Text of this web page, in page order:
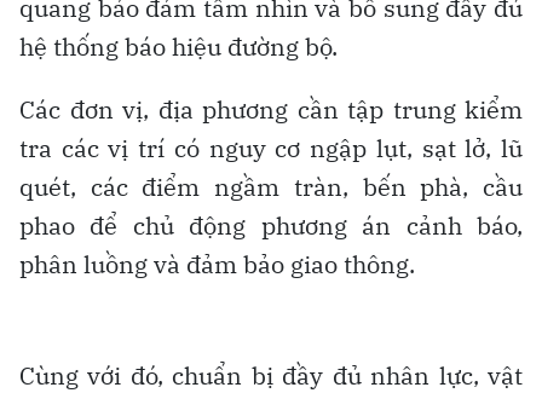
quang bảo đảm tầm nhìn và bổ sung đầy đủ
hệ thống báo hiệu đường bộ.
Các đơn vị, địa phương cần tập trung kiểm
tra các vị trí có nguy cơ ngập lụt, sạt lở, lũ
quét, các điểm ngầm tràn, bến phà, cầu
phao để chủ động phương án cảnh báo,
phân luồng và đảm bảo giao thông.
Cùng với đó, chuẩn bị đầy đủ nhân lực, vật